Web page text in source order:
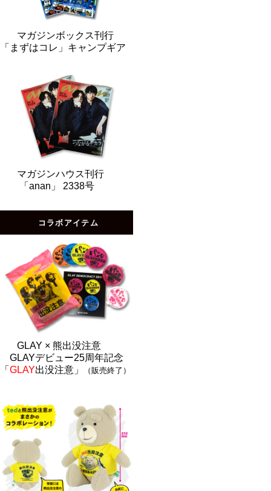
マガジンボックス刊行
「まずはコレ」キャンプギア
マガジンハウス刊行
「anan」 2338号
コラボアイテム
GLAY × 熊出没注意
GLAYデビュー25周年記念
「 GLAY出没注意」 （販売終了）